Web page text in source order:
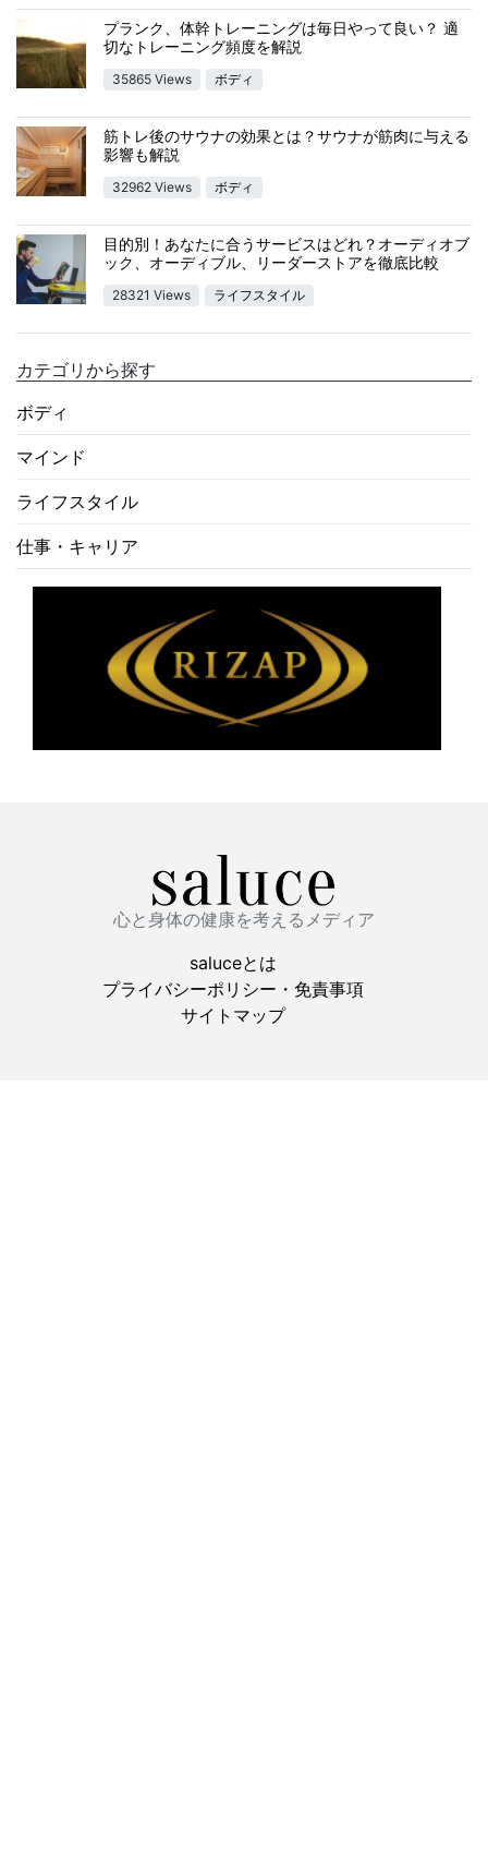
プランク、体幹トレーニングは毎日やって良い？ 適
切なトレーニング頻度を解説
35865 Views ボディ
筋トレ後のサウナの効果とは？サウナが筋肉に与える
影響も解説
32962 Views ボディ
目的別！あなたに合うサービスはどれ？オーディオブ
ック、オーディブル、リーダーストアを徹底比較
28321 Views ライフスタイル
カテゴリから探す
ボディ
マインド
ライフスタイル
仕事・キャリア
心と身体の健康を考えるメディア
saluceとは
プライバシーポリシー・免責事項
サイトマップ